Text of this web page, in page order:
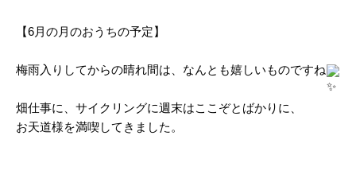
【6月の月のおうちの予定】
梅雨入りしてからの晴れ間は、なんとも嬉しいものですね
畑仕事に、サイクリングに週末はここぞとばかりに、
お天道様を満喫してきました。